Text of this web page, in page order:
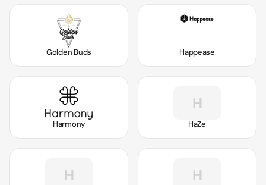
Golden Buds Happease
Harmony
H
HaZe
H H